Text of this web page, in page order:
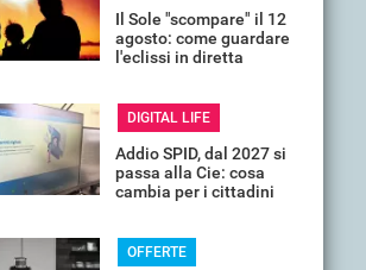
Il Sole "scompare" il 12
agosto: come guardare
l'eclissi in diretta
DIGITAL LIFE
Addio SPID, dal 2027 si
passa alla Cie: cosa
cambia per i cittadini
OFFERTE